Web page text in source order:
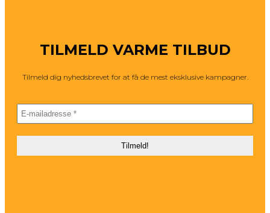
TILMELD VARME TILBUD
Tilmeld dig nyhedsbrevet for at få de mest eksklusive kampagner.